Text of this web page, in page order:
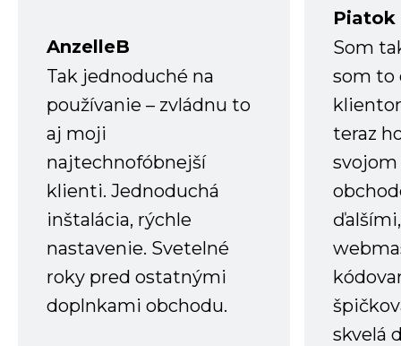
AnzelleB
Tak jednoduché na
používanie – zvládnu to
aj moji
najtechnofóbnejší
klienti. Jednoduchá
inštalácia, rýchle
nastavenie. Svetelné
roky pred ostatnými
doplnkami obchodu.
Piatok
Som
som to
teraz
skvelá